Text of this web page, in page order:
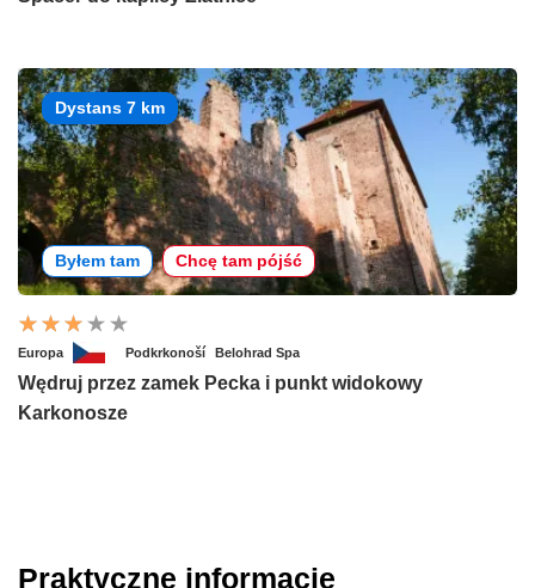
Dystans 7 km
Byłem tam Chcę tam pójść
Europa Podkrkonoší Belohrad Spa
Wędruj przez zamek Pecka i punkt widokowy
Karkonosze
Praktyczne informacje